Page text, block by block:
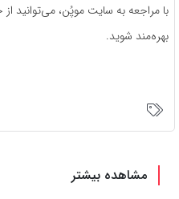
با مراجعه به سایت موپُن، می‌توانید
بهره‌مند شوید.
مشاهده بیشتر